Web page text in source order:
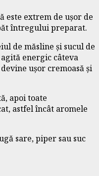
este extrem de ușor de
întregului preparat.
de măsline și sucul de
energic câteva
ușor cremoasă și
apoi toate
astfel încât aromele
sare, piper sau suc